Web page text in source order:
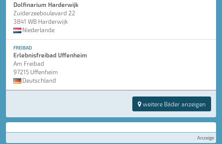
Dolfinarium Harderwijk
Zuiderzeeboulevard 22
3841 WB Harderwijk
Niederlande
FREIBAD
Erlebnisfreibad Uffenheim
Am Freibad
97215 Uffenheim
Deutschland
weitere Bäder anzeigen
Anzeige